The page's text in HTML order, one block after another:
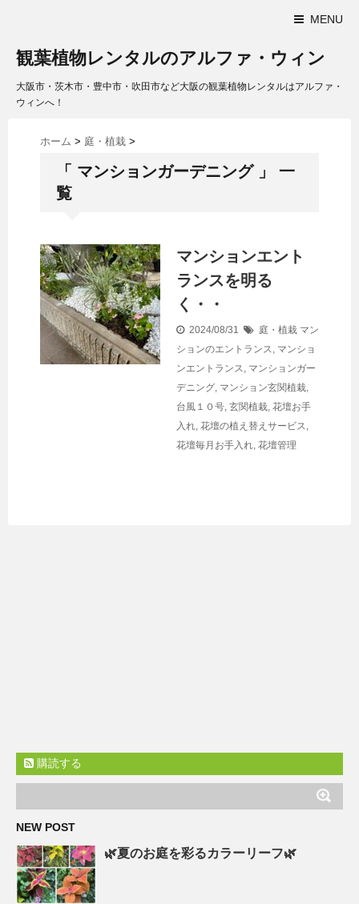
MENU
観葉植物レンタルのアルファ・ウィン
大阪市・茨木市・豊中市・吹田市など大阪の観葉植物レンタルはアルファ・
ウィンへ！
ホーム > 庭・植栽 >
「 マンションガーデニング 」 一
覧
マンションエント
ランスを明る
く・・
2024/08/31 庭・植栽 マン
ションのエントランス, マンショ
ンエントランス, マンションガー
デニング, マンション玄関植栽,
台風１０号, 玄関植栽, 花壇お手
入れ, 花壇の植え替えサービス,
花壇毎月お手入れ, 花壇管理
購読する
NEW POST
🌿夏のお庭を彩るカラーリーフ🌿